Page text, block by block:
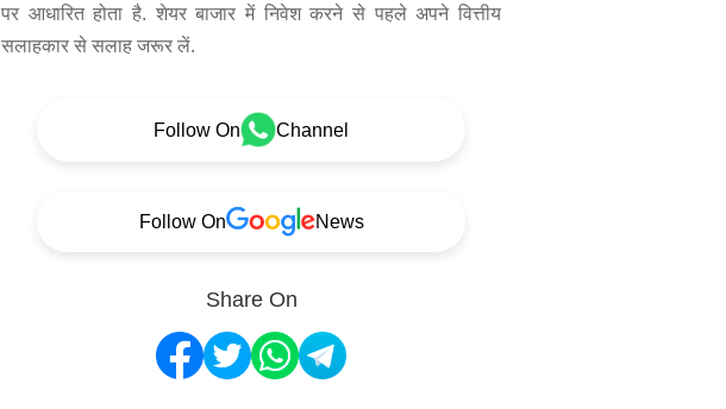
पर आधारित होता है. शेयर बाजार में निवेश करने से पहले अपने वित्तीय
सलाहकार से सलाह जरूर लें.
Follow On Channel
Follow On News
Share On